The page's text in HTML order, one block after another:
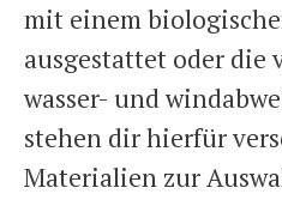
mit einem
ausgestattet oder die
wasser- und
stehen dir hierfür
Materialien zur